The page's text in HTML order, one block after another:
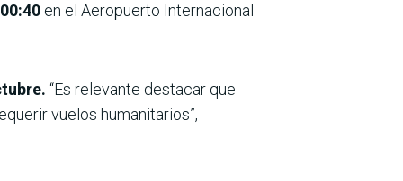
en el Aeropuerto Internacional
“Es relevante destacar que
vuelos humanitarios”,